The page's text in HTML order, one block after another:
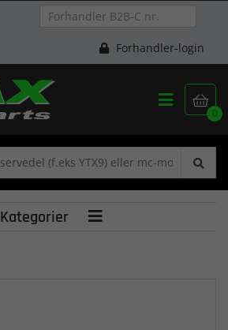
Forhandler-login

0

Kategorier 